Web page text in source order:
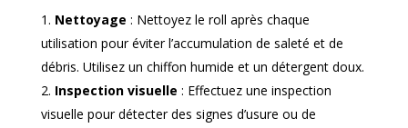
Nettoyage : Nettoyez le roll après chaque
utilisation pour éviter l’accumulation de saleté et de
débris. Utilisez un chiffon humide et un détergent doux.
Inspection visuelle : Effectuez une inspection
visuelle pour détecter des signes d’usure ou de